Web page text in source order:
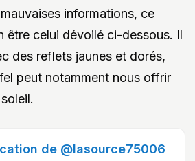
informations, ce
être celui dévoilé ci-dessous. Il
des reflets jaunes et dorés,
peut notamment nous offrir
de @lasource75006